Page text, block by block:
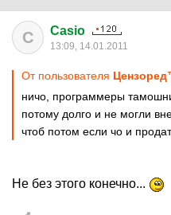
C Casio
13:09, 14.01.2011
От пользователя
ничо, программеры
потому долго и не могли
чтоб потом если чо и
Не без этого конечно...